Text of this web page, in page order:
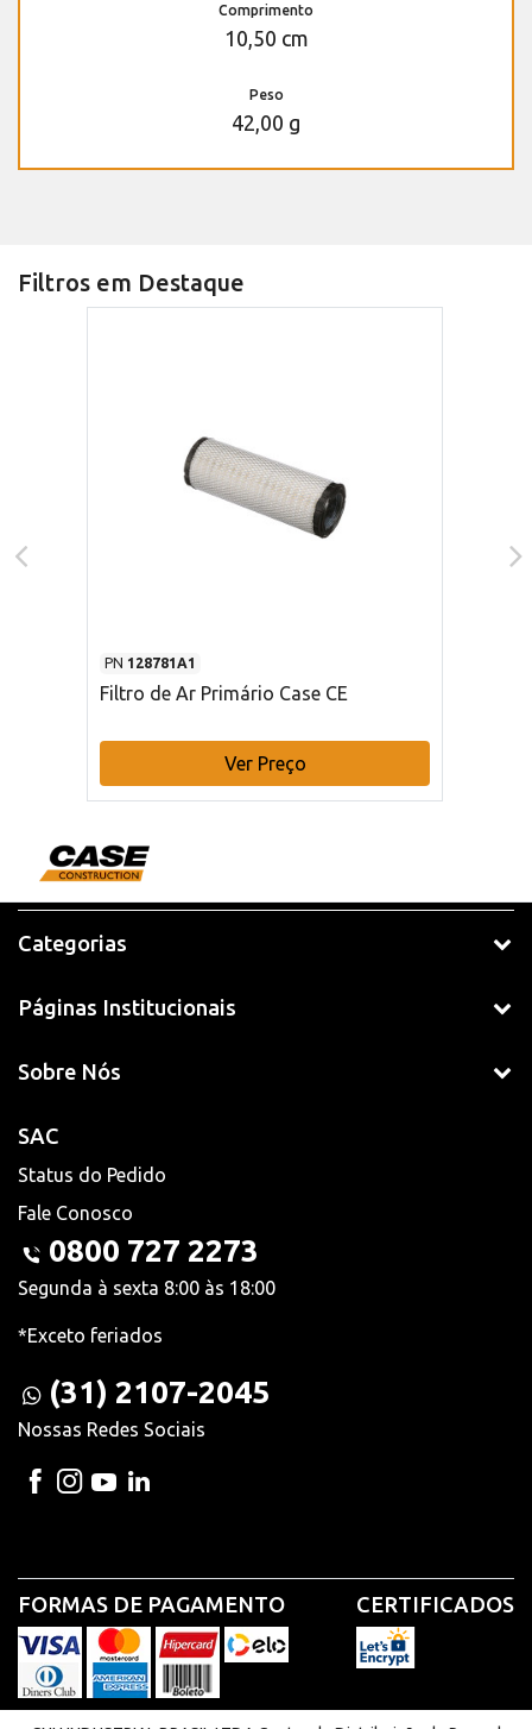
Comprimento
10,50 cm
Peso
42,00 g
Filtros em Destaque
PN 128781A1
Filtro de Ar Primário Case CE
Ver Preço
Categorias
Páginas Institucionais
Sobre Nós
SAC
Status do Pedido
Fale Conosco
0800 727 2273
Segunda à sexta 8:00 às 18:00
*Exceto feriados
(31) 2107-2045
Nossas Redes Sociais
FORMAS DE PAGAMENTO CERTIFICADOS